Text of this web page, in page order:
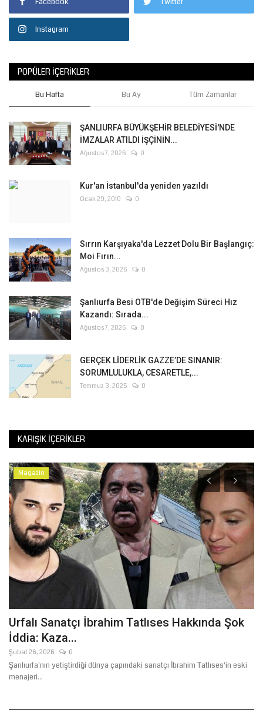
Instagram
POPÜLER İÇERIKLER
Bu Hafta Bu Ay Tüm Zamanlar
ŞANLIURFA BÜYÜKŞEHİR BELEDİYESİ'NDE
İMZALAR ATILDI İŞÇİNİN...
Ağustos 7, 2026 0
Kur'an İstanbul'da yeniden yazıldı
Ocak 29, 2010 0
Sırrın Karşıyaka'da Lezzet Dolu Bir Başlangıç:
Moi Fırın...
Ağustos 3, 2026 0
Şanlıurfa Besi OTB'de Değişim Süreci Hız
Kazandı: Sırada...
Ağustos 7, 2026 0
GERÇEK LİDERLİK GAZZE’DE SINANIR:
SORUMLULUKLA, CESARETLE,...
Temmuz 3, 2025 0
KARIŞIK İÇERIKLER
Magazin
Urfalı Sanatçı İbrahim Tatlıses Hakkında Şok
İddia: Kaza...
Şubat 26, 2026 0
Şanlıurfa'nın yetiştirdiği dünya çapındaki sanatçı İbrahim Tatlıses'in eski
menajeri...